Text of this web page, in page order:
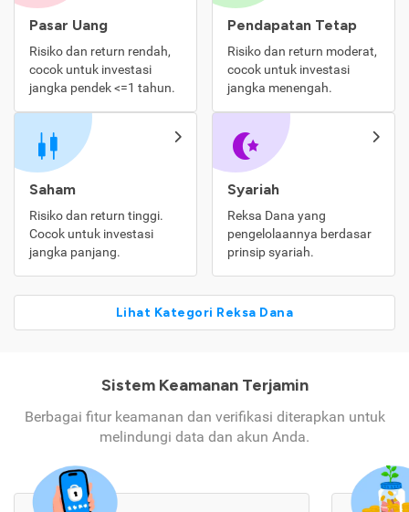
Pasar Uang
Risiko dan return rendah,
cocok untuk investasi
jangka pendek <=1 tahun.
Pendapatan Tetap
Risiko dan return moderat,
cocok untuk investasi
jangka menengah.
Saham
Risiko dan return tinggi.
Cocok untuk investasi
jangka panjang.
Syariah
Reksa Dana yang
pengelolaannya berdasar
prinsip syariah.
Lihat Kategori Reksa Dana
Sistem Keamanan Terjamin
Berbagai fitur keamanan dan verifikasi diterapkan untuk
melindungi data dan akun Anda.